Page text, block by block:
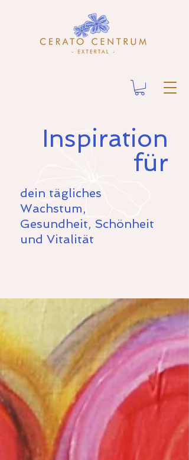
Inspiration
für
dein tägliches
Wachstum,
Gesundheit, Schönheit
und Vitalität